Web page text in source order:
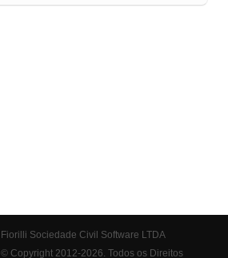
Fiorilli Sociedade Civil Software LTDA
© Copyright 2012-2026. Todos os Direitos